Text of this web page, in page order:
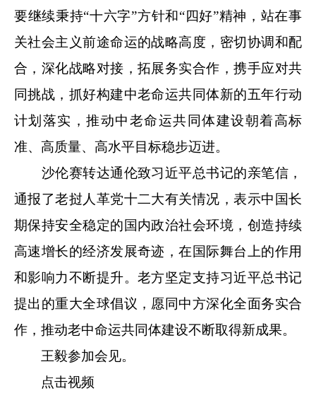
要继续秉持“十六字”方针和“四好”精神，站在事
关社会主义前途命运的战略高度，密切协调和配
合，深化战略对接，拓展务实合作，携手应对共
同挑战，抓好构建中老命运共同体新的五年行动
计划落实，推动中老命运共同体建设朝着高标
准、高质量、高水平目标稳步迈进。
沙伦赛转达通伦致习近平总书记的亲笔信，
通报了老挝人革党十二大有关情况，表示中国长
期保持安全稳定的国内政治社会环境，创造持续
高速增长的经济发展奇迹，在国际舞台上的作用
和影响力不断提升。老方坚定支持习近平总书记
提出的重大全球倡议，愿同中方深化全面务实合
作，推动老中命运共同体建设不断取得新成果。
王毅参加会见。
点击视频